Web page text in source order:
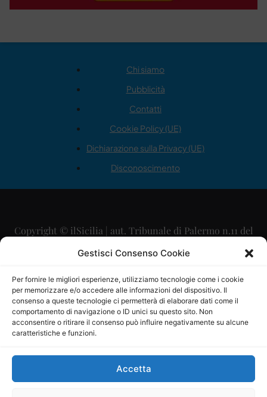
Gestisci Consenso Cookie
Per fornire le migliori esperienze, utilizziamo tecnologie come i cookie
per memorizzare e/o accedere alle informazioni del dispositivo. Il
consenso a queste tecnologie ci permetterà di elaborare dati come il
comportamento di navigazione o ID unici su questo sito. Non
acconsentire o ritirare il consenso può influire negativamente su alcune
caratteristiche e funzioni.
Accetta
Chi siamo
Pubblicità
Contatti
Cookie Policy (UE)
Dichiarazione sulla Privacy (UE)
Disconoscimento
Copyright © ilSicilia | aut. Tribunale di Palermo n.11 del
29/09/2015
Direttore Editoriale: Maurizio Scaglione
Direttore Responsabile: Maria Calabrese
P.IVA: 06334930820
Mercurio Comunicazione Società Cooperativa a r.l. è